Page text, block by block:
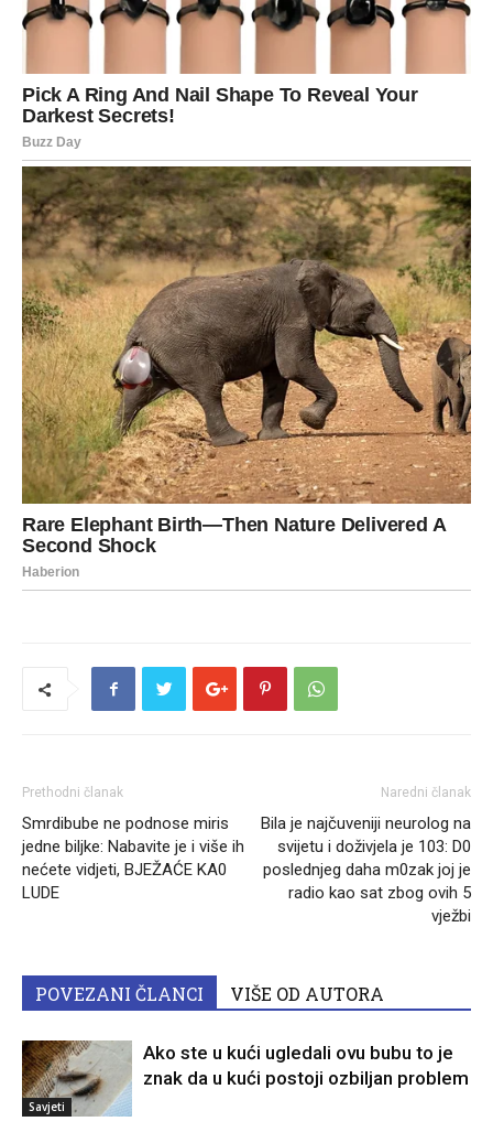
Prethodni članak
Smrdibube ne podnose miris
jedne biljke: Nabavite je i više ih
nećete vidjeti, BJEŽAĆE KA0
LUDE
Naredni članak
Bila je najčuveniji neurolog na
svijetu i doživjela je 103: D0
poslednjeg daha m0zak joj je
radio kao sat zbog ovih 5
vježbi
POVEZANI ČLANCI VIŠE OD AUTORA
Savjeti
Ako ste u kući ugledali ovu bubu to je
znak da u kući postoji ozbiljan problem